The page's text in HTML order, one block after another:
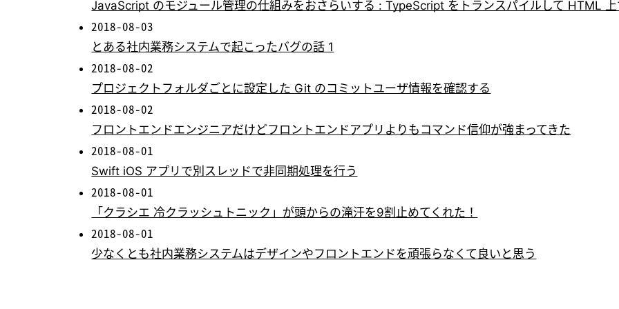
JavaScript のモジュール管理の仕組みをおさらいする : TypeScript をトランスパイルして HTML
2018-08-03
とある社内業務システムで起こったバグの話 1
2018-08-02
プロジェクトフォルダごとに設定した Git のコミットユーザ情報を確認する
2018-08-02
フロントエンドエンジニアだけどフロントエンドアプリよりもコマンド信仰が強まってきた
2018-08-01
Swift iOS アプリで別スレッドで非同期処理を行う
2018-08-01
「クラシエ 冷クラッシュトニック」が頭からの滝汗を9割止めてくれた！
2018-08-01
少なくとも社内業務システムはデザインやフロントエンドを頑張らなくて良いと思う